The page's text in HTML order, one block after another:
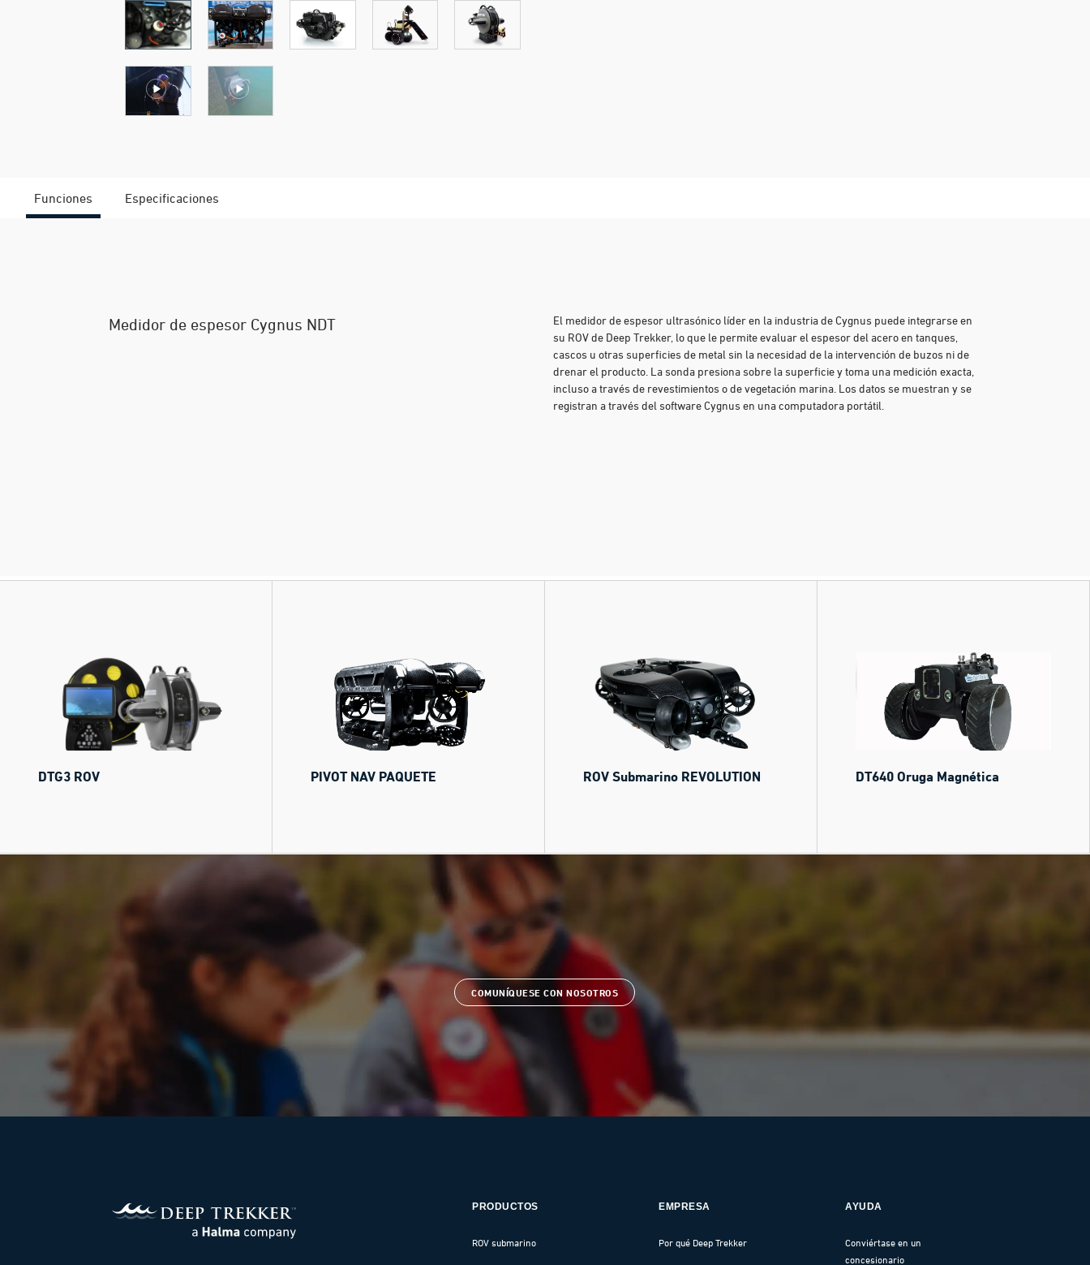
Funciones Especificaciones
Medidor de espesor Cygnus NDT
El medidor de espesor ultrasónico líder en la industria de Cygnus puede integrarse en
su ROV de Deep Trekker, lo que le permite evaluar el espesor del acero en tanques,
cascos u otras superficies de metal sin la necesidad de la intervención de buzos ni de
drenar el producto. La sonda presiona sobre la superficie y toma una medición exacta,
incluso a través de revestimientos o de vegetación marina. Los datos se muestran y se
registran a través del software Cygnus en una computadora portátil.
DTG3 ROV PIVOT NAV PAQUETE ROV Submarino REVOLUTION DT640 Oruga Magnética
COMUNÍQUESE CON NOSOTROS
PRODUCTOS
ROV submarino
EMPRESA
Por qué Deep Trekker
AYUDA
Conviértase en un
concesionario